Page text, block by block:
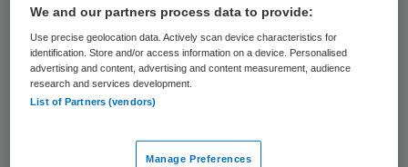
gedefinieerd en organisaties worden
geïdentificeerd), verbinden (waarin
organisaties betrokken worden, de
basisregels voor samenwerking worden
gewerkt), planning (het formuleren van
We and our partners process data to provide:
Use precise geolocation data. Actively scan device characteristics for
identification. Store and/or access information on a device. Personalised
advertising and content, advertising and content measurement, audience
research and services development.
List of Partners (vendors)
Manage Preferences